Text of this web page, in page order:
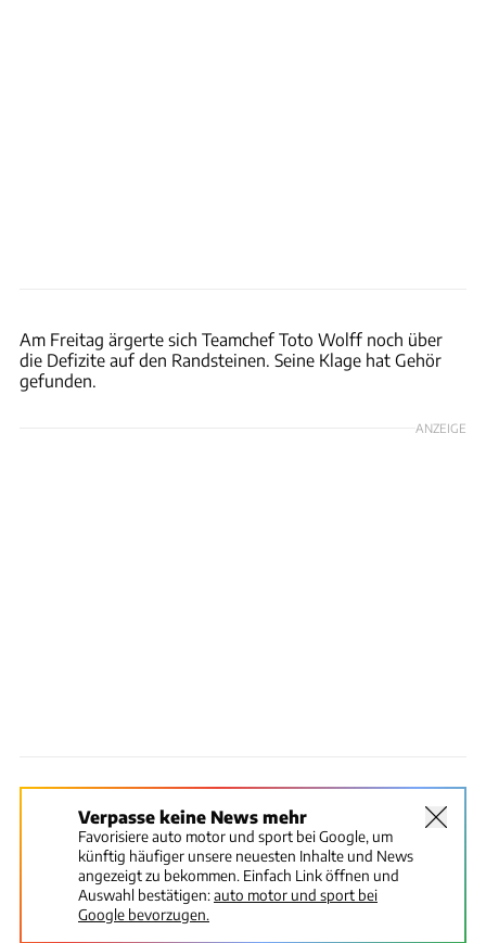
Am Freitag ärgerte sich Teamchef Toto Wolff noch über
die Defizite auf den Randsteinen. Seine Klage hat Gehör
gefunden.
ANZEIGE
Verpasse keine News mehr
Favorisiere auto motor und sport bei Google, um
künftig häufiger unsere neuesten Inhalte und News
angezeigt zu bekommen. Einfach Link öffnen und
Auswahl bestätigen:auto motor und sport bei
Google bevorzugen.